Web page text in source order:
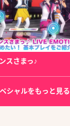
スさまっ♪
シャルをもっと見る